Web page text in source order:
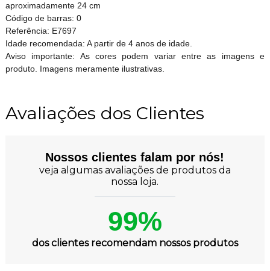
aproximadamente 24 cm
Código de barras: 0
Referência: E7697
Idade recomendada: A partir de 4 anos de idade.
Aviso importante: As cores podem variar entre as imagens e
produto. Imagens meramente ilustrativas.
Avaliações dos Clientes
Nossos clientes falam por nós!
veja algumas avaliações de produtos da
nossa loja.
99%
dos clientes recomendam nossos produtos